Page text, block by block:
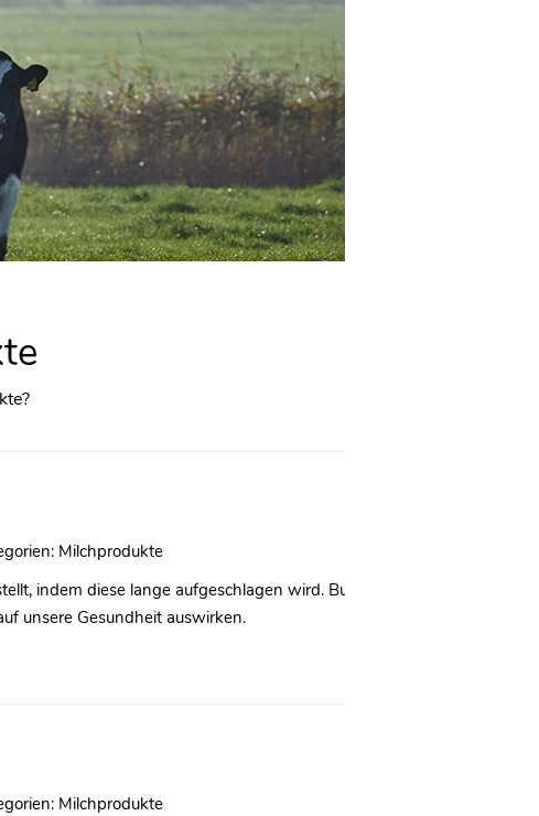
Milchprodukte
indem diese lange aufgeschlagen wird. Butter enthält viele
unsere Gesundheit auswirken.
Milchprodukte